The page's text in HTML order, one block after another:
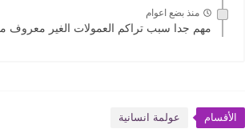
منذ بضع اعوام
مهم جدا سبب تراكم العمولات الغير معروف
الأقسام عولمة انسانية